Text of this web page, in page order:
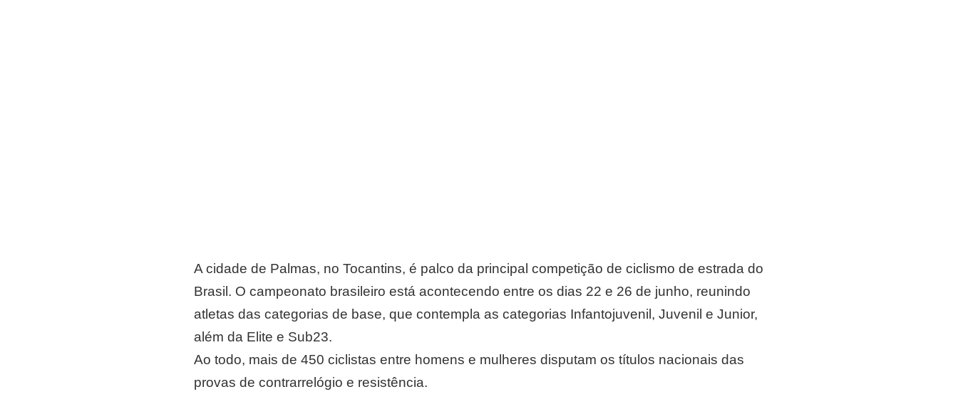
A cidade de Palmas, no Tocantins, é palco da principal competição de ciclismo de estrada do
Brasil. O campeonato brasileiro está acontecendo entre os dias 22 e 26 de junho, reunindo
atletas das categorias de base, que contempla as categorias Infantojuvenil, Juvenil e Junior,
além da Elite e Sub23.
Ao todo, mais de 450 ciclistas entre homens e mulheres disputam os títulos nacionais das
provas de contrarrelógio e resistência.